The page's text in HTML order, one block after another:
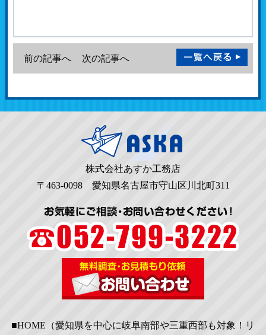
前の記事へ 次の記事へ
株式会社あすか工務店
〒463-0098 愛知県名古屋市守山区川北町311
■HOME（愛知県を中心に岐阜南部や三重西部も対象！リ